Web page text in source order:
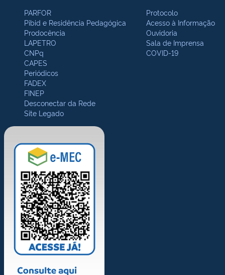
PARFOR
Pibid e Residência Pedagógica
Prodocência
LAPETRO
CNPq
CAPES
Periódicos
FADEX
FINEP
Desconectar da Rede
Site Legado
Protocolo
Acesso à Informação
Ouvidoria
Sala de Imprensa
COVID-19